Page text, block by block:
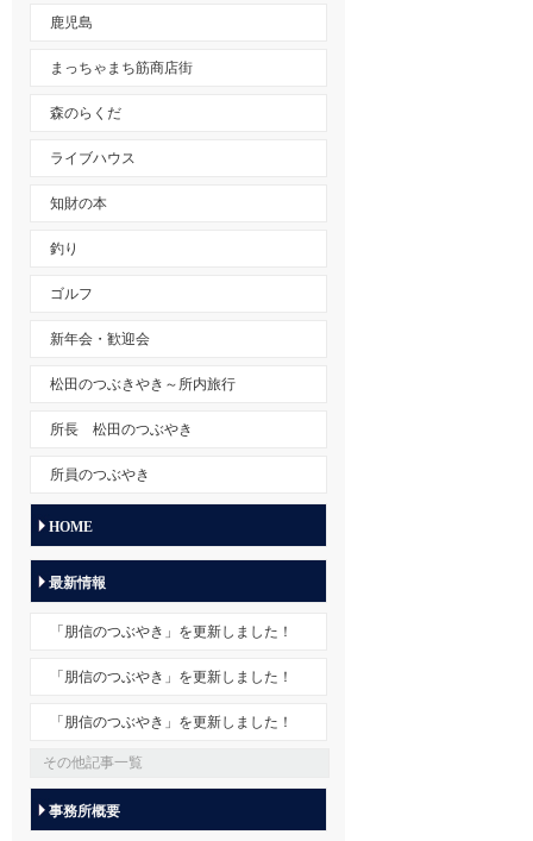
鹿児島
まっちゃまち筋商店街
森のらくだ
ライブハウス
知財の本
釣り
ゴルフ
新年会・歓迎会
松田のつぶきやき～所内旅行
所長 松田のつぶやき
所員のつぶやき
HOME
最新情報
「朋信のつぶやき」を更新しました！
「朋信のつぶやき」を更新しました！
「朋信のつぶやき」を更新しました！
その他記事一覧
事務所概要